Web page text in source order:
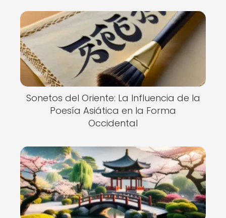
Sonetos del Oriente: La Influencia de la
Poesía Asiática en la Forma
Occidental